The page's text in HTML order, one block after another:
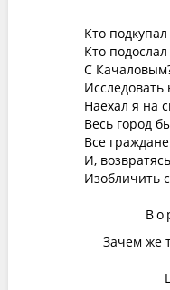
А
Кто
Кто
С
Исследовать
Наехал я на
Весь город
Все
И,
Изобличить
Зачем же